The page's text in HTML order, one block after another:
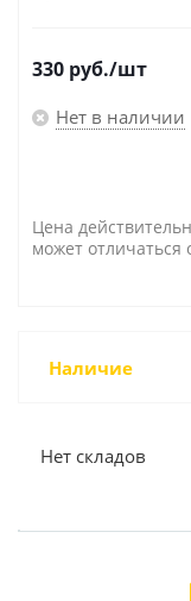
330 руб./шт
Нет в наличии
Цена
может отличаться
Наличие
Нет складов